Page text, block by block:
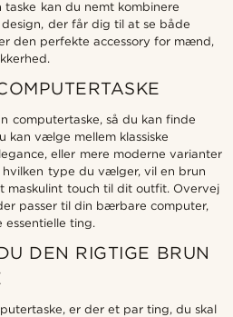
taske kan du nemt kombinere
der får dig til at se både
den perfekte accessory for mænd,
computertaske, så du kan finde
kan vælge mellem klassiske
eller mere moderne varianter
hvilken type du vælger, vil en brun
maskulint touch til dit outfit. Overvej
passer til din bærbare computer,
essentielle ting.
DEN RIGTIGE BRUN
er der et par ting, du skal